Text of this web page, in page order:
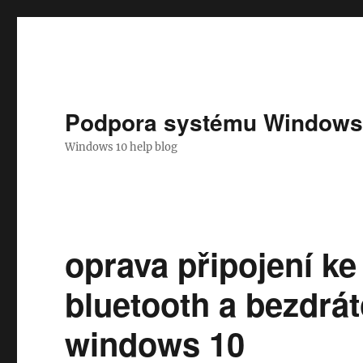
Podpora systému
Windows 10 help blog
oprava připojení
bluetooth a
windows 10